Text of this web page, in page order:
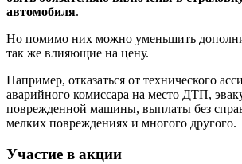
автомобиля.
Но помимо них можно уменьшить
так же влияющие на цену.
Например, отказаться от технического
аварийного комиссара на место ДТП,
поврежденной машины, выплаты без
мелких повреждениях и многого другого.
Участие в акции